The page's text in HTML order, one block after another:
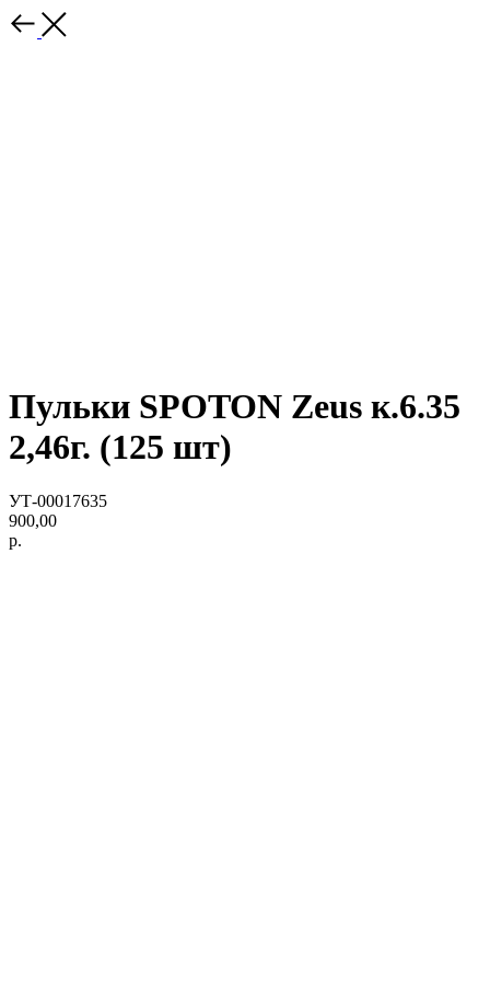
Пульки SPOTON Zeus к.6.35
2,46г. (125 шт)
УТ-00017635
900,00
р.